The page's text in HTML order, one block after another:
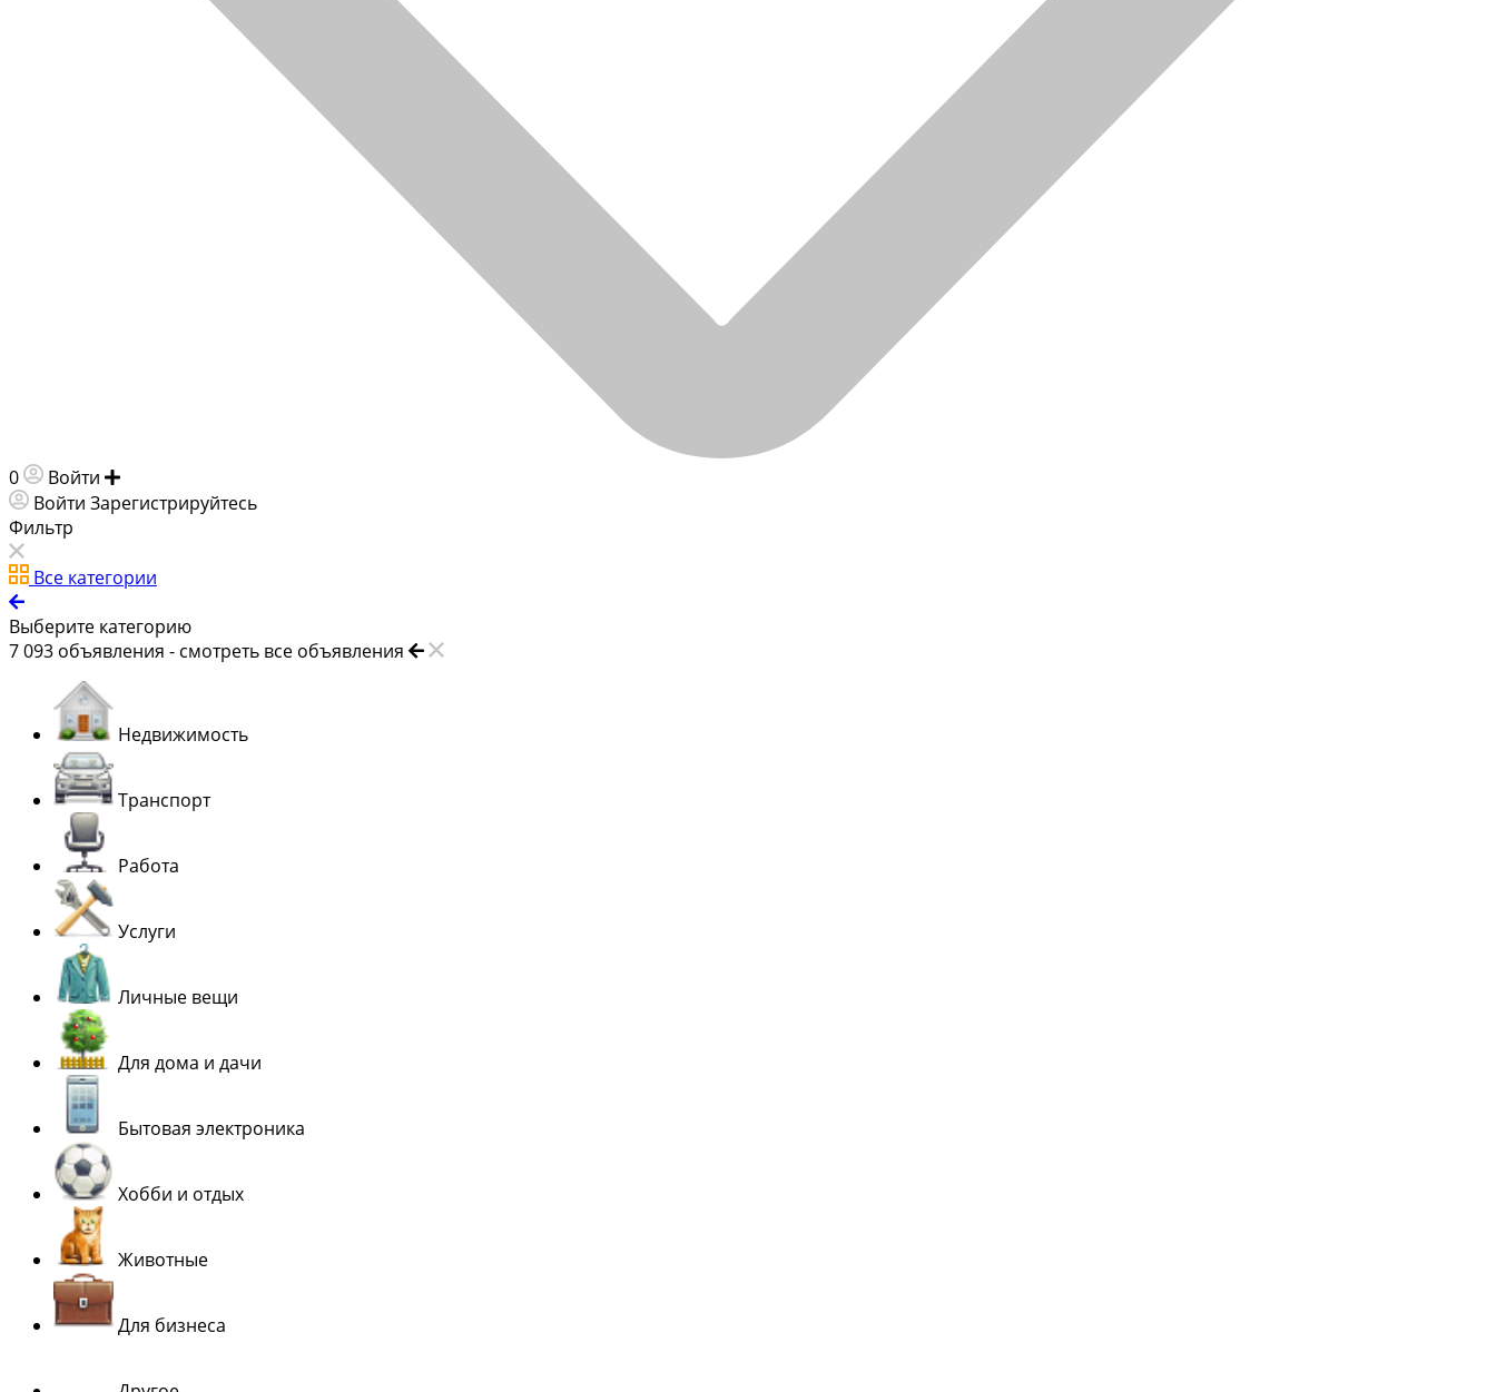
0 Войти
Войти Зарегистрируйтесь
Фильтр
Все категории
Выберите категорию
7 093 объявления - смотреть все объявления
Недвижимость
Транспорт
Работа
Услуги
Личные вещи
Для дома и дачи
Бытовая электроника
Хобби и отдых
Животные
Для бизнеса